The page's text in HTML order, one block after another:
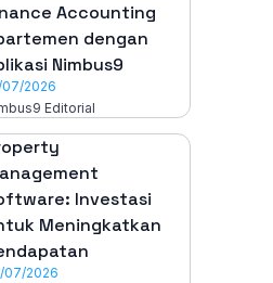
Accounting
dengan
Nimbus9
07/2026
Editorial
Investasi
Meningkatkan
07/2026